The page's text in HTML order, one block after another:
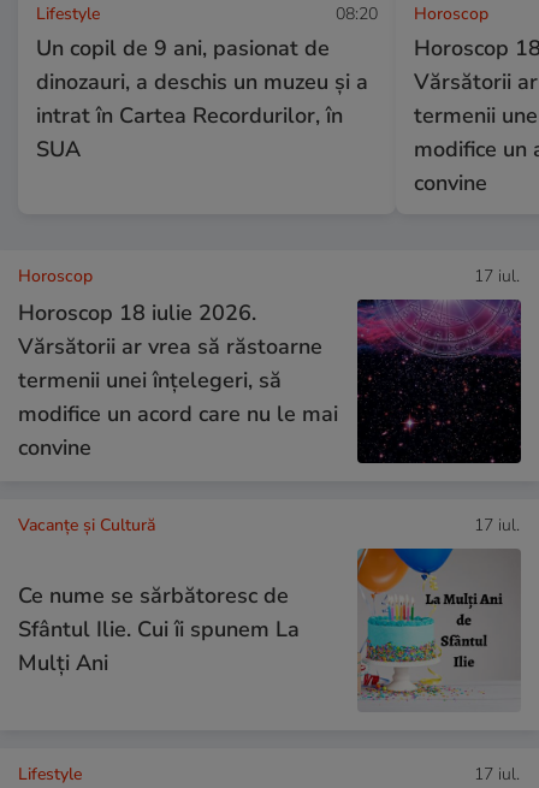
Lifestyle 08:20
Un copil de 9 ani, pasionat de
dinozauri, a deschis un muzeu și a
intrat în Cartea Recordurilor, în
SUA
Horoscop
Horoscop
Vărsătorii
termenii
modifice un
convine
Horoscop 17 iul.
Horoscop 18 iulie 2026.
Vărsătorii ar vrea să răstoarne
termenii unei înțelegeri, să
modifice un acord care nu le mai
convine
Vacanțe și Cultură 17 iul.
Ce nume se sărbătoresc de
Sfântul Ilie. Cui îi spunem La
Mulți Ani
Lifestyle 17 iul.